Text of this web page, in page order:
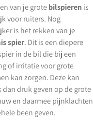
van je grotebilspieren is
voor ruiters. Nog
is het rekken van je
spier. Dit is een diepere
in de bil die bij een
of irritatie voor grote
kan zorgen. Deze kan
dan druk geven op de grote
en daarmee pijnklachten
been geven.